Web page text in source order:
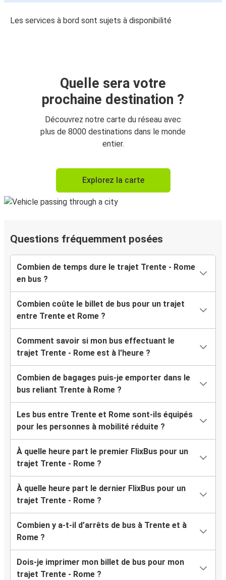
Les services à bord sont sujets à disponibilité
Quelle sera votre
prochaine destination ?
Découvrez notre carte du réseau avec
plus de 8000 destinations dans le monde
entier.
Explorez la carte
Questions fréquemment posées
Combien de temps dure le trajet Trente - Rome
en bus ?
Combien coûte le billet de bus pour un trajet
entre Trente et Rome ?
Comment savoir si mon bus effectuant le
trajet Trente - Rome est à l'heure ?
Combien de bagages puis-je emporter dans le
bus reliant Trente à Rome ?
Les bus entre Trente et Rome sont-ils équipés
pour les personnes à mobilité réduite ?
À quelle heure part le premier FlixBus pour un
trajet Trente - Rome ?
À quelle heure part le dernier FlixBus pour un
trajet Trente - Rome ?
Combien y a-t-il d’arrêts de bus à Trente et à
Rome ?
Dois-je imprimer mon billet de bus pour mon
trajet Trente - Rome ?